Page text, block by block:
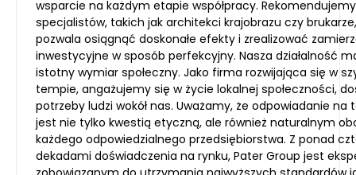
wsparcie na każdym etapie współpracy.
specjalistów, takich jak architekci krajobrazu czy
pozwala osiągnąć doskonałe efekty i zrealizować
inwestycyjne w sposób perfekcyjny. Nasza działalność
istotny wymiar społeczny. Jako firma rozwijająca się w
tempie, angażujemy się w życie lokalnej społeczności,
potrzeby ludzi wokół nas. Uważamy, że odpowiadanie na
jest nie tylko kwestią etyczną, ale również naturalnym
każdego odpowiedzialnego przedsiębiorstwa. Z ponad
dekadami doświadczenia na rynku, Pater Group jest